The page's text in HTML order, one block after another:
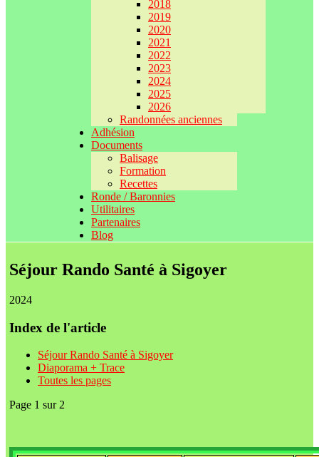
2018
2019
2020
2021
2022
2023
2024
2025
2026
Randonnées anciennes
Adhésion
Documents
Balisage
Formation
Recettes
Ronde / Baronnies
Utilitaires
Partenaires
Blog
Séjour Rando Santé à Sigoyer
2024
Index de l'article
Séjour Rando Santé à Sigoyer
Diaporama + Trace
Toutes les pages
Page 1 sur 2